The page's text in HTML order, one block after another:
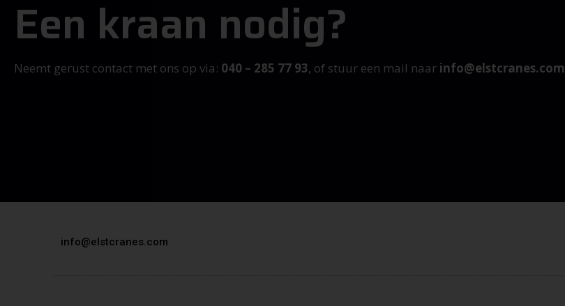
Een kraan nodig?
Neemt gerust contact met ons op via: 040 – 285 77 93, of stuur een mail naar info@elstcranes.com
info@elstcranes.com